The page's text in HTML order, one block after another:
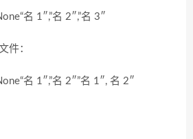
名 1″,”名 2″,”名 3″
件：
名 1″,”名 2″”名 1″, 名 2″